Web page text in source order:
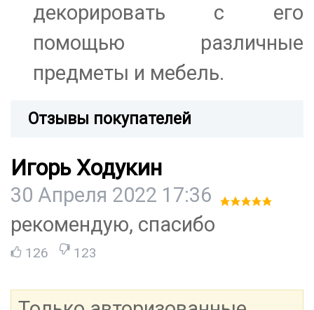
декорировать с его
помощью различные
предметы и мебель.
Отзывы покупателей
Игорь Ходукин
30 Апреля 2022 17:36
рекомендую, спасибо
126 123